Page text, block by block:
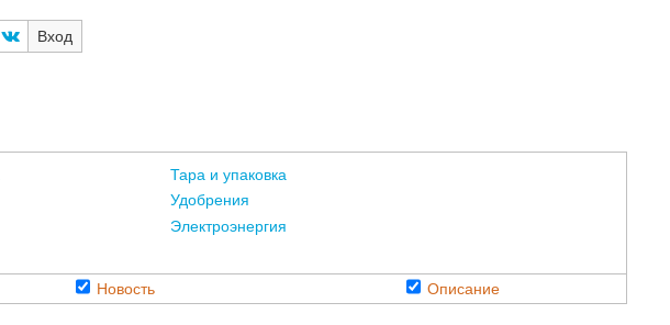
Вход
Тара и упаковка
Удобрения
Электроэнергия
Новость Описание